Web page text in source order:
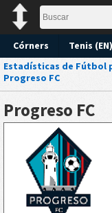
Córners Tenis (EN)
Estadísticas de Fútbol
Progreso FC
Progreso FC